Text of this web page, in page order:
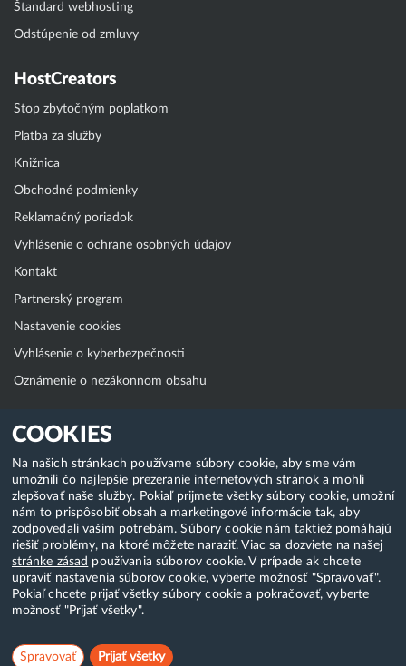
COOKIES
Na našich stránkach používame súbory cookie, aby sme vám
umožnili čo najlepšie prezeranie internetových stránok a mohli
zlepšovať naše služby. Pokiaľ prijmete všetky súbory cookie, umožní
nám to prispôsobiť obsah a marketingové informácie tak, aby
zodpovedali vašim potrebám. Súbory cookie nám taktiež pomáhajú
riešiť problémy, na ktoré môžete naraziť. Viac sa dozviete na našej
stránke zásad používania súborov cookie. V prípade ak chcete
upraviť nastavenia súborov cookie, vyberte možnosť "Spravovať".
Pokiaľ chcete prijať všetky súbory cookie a pokračovať, vyberte
možnosť "Prijať všetky".
Spravovať Prijať všetky
Štandard webhosting
Odstúpenie od zmluvy
HostCreators
Stop zbytočným poplatkom
Platba za služby
Knižnica
Obchodné podmienky
Reklamačný poriadok
Vyhlásenie o ochrane osobných údajov
Kontakt
Partnerský program
Nastavenie cookies
Vyhlásenie o kyberbezpečnosti
Oznámenie o nezákonnom obsahu
Klientská zóna
WebAdmin
WebMail
Zmena hesla (E-mail, FTP, SSH)
Webhosting
Domény
Copyright & 2018-2026 HostCreators. Všetky práva vyhradené